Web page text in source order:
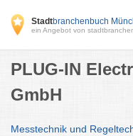
Stadtbranchenbuch
ein Angebot von
PLUG-IN
GmbH
Messtechnik und